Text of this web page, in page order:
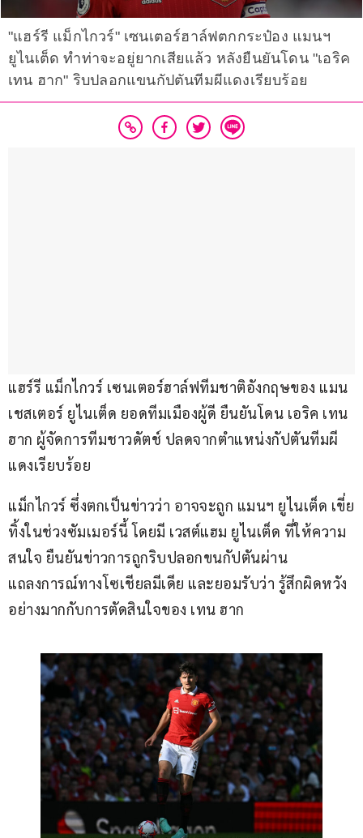
"แฮร์รี แม็กไกวร์" เซนเตอร์ฮาล์ฟตกกระป๋อง แมนฯ
ยูไนเต็ด ทำท่าจะอยู่ยากเสียแล้ว หลังยืนยันโดน "เอริค
เทน ฮาก" ริบปลอกแขนกัปตันทีมผีแดงเรียบร้อย
แฮร์รี แม็กไกวร์ เซนเตอร์ฮาล์ฟทีมชาติอังกฤษของ แมน
เชสเตอร์ ยูไนเต็ด ยอดทีมเมืองผู้ดี ยืนยันโดน เอริค เทน
ฮาก ผู้จัดการทีมชาวดัตช์ ปลดจากตำแหน่งกัปตันทีมผี
แดงเรียบร้อย
แม็กไกวร์ ซึ่งตกเป็นข่าวว่า อาจจะถูก แมนฯ ยูไนเต็ด เขี่ย
ทิ้งในช่วงซัมเมอร์นี้ โดยมี เวสต์แฮม ยูไนเต็ด ที่ให้ความ
สนใจ ยืนยันข่าวการถูกริบปลอกขนกัปตันผ่าน
แถลงการณ์ทางโซเชียลมีเดีย และยอมรับว่า รู้สึกผิดหวัง
อย่างมากกับการตัดสินใจของ เทน ฮาก